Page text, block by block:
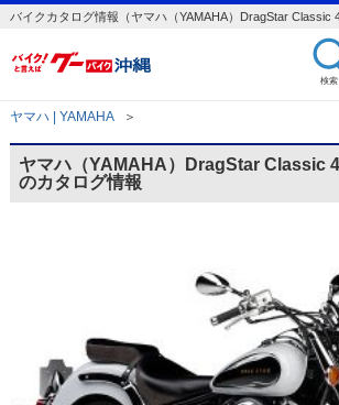
バイクカタログ情報（ヤマハ（YAMAHA）DragStar Classic
検索
ヤマハ | YAMAHA ＞
ヤマハ（YAMAHA）DragStar Classic
のカタログ情報